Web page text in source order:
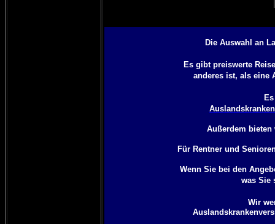
Die Auswahl an
Es gibt preiswerte
anderes ist, als eine
Außerdem
Für Rentner und
Wenn Sie bei den
was Sie
Wir